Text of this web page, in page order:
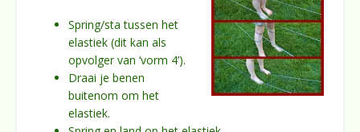
Spring/sta tussen het
elastiek (dit kan als
opvolger van ‘vorm 4’).
Draai je benen
buitenom om het
elastiek.